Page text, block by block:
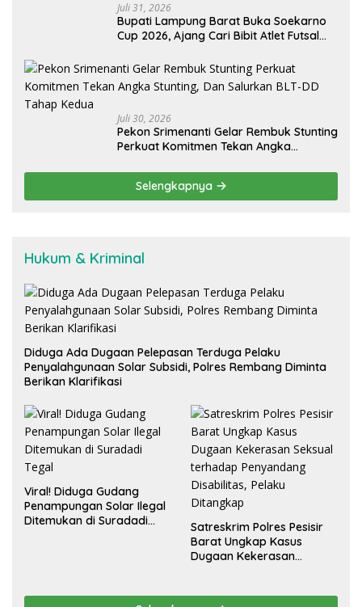
Juli 31, 2026
Bupati Lampung Barat Buka Soekarno
Cup 2026, Ajang Cari Bibit Atlet Futsal
Juli 30, 2026
Pekon Srimenanti Gelar Rembuk Stunting
Perkuat Komitmen Tekan Angka
Kedua
Selengkapnya
Hukum & Kriminal
Diduga Ada Dugaan Pelepasan Terduga Pelaku
Penyalahgunaan Solar Subsidi, Polres Rembang Diminta
Berikan Klarifikasi
Viral! Diduga Gudang
Penampungan Solar Ilegal
Ditemukan di Suradadi
Satreskrim Polres Pesisir
Barat Ungkap Kasus
Dugaan Kekerasan
Pelaku Ditangkap